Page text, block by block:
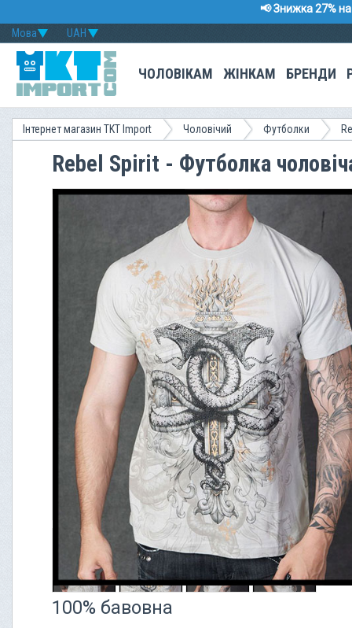
📢 Знижка 27%
UAH
Мова
ЧОЛОВІКАМ ЖІНКАМ БРЕНДИ
Інтернет магазин TKT Import Чоловічий Футболки
Rebel Spirit - Футболка
100% бавовна